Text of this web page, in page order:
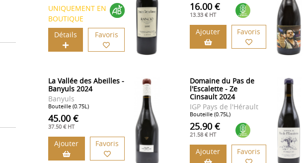
UNIQUEMENT EN
BOUTIQUE
Détails
Favoris
16.00 €
13.33 € HT
Ajouter Favoris
La Vallée des Abeilles -
Banyuls 2024
Banyuls
Bouteille (0.75L)
45.00 €
37.50 € HT
Ajouter Favoris
Domaine du Pas de
l'Escalette - Ze
Cinsault 2024
IGP Pays de l'Hérault
Bouteille (0.75L)
25.90 €
21.58 € HT
Ajouter Favoris